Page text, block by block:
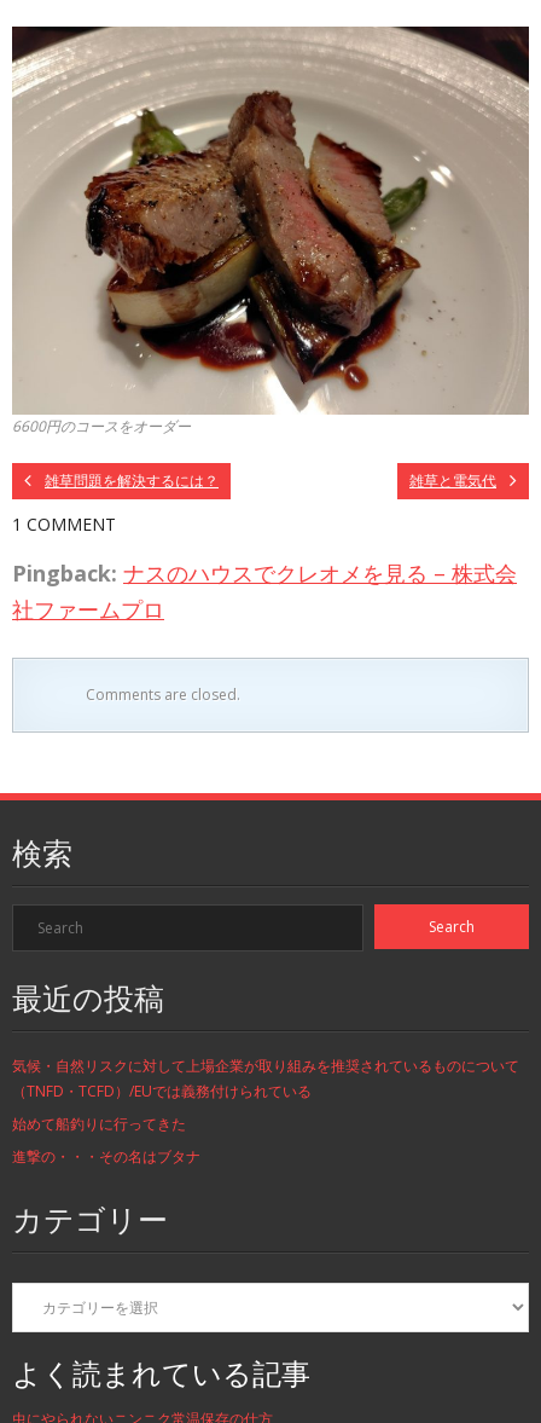
6600円のコースをオーダー
雑草問題を解決するには？ 雑草と電気代
1 COMMENT
Pingback: ナスのハウスでクレオメを見る – 株式会
社ファームプロ
Comments are closed.
検索
最近の投稿
気候・自然リスクに対して上場企業が取り組みを推奨されているものについて
（TNFD・TCFD）/EUでは義務付けられている
始めて船釣りに行ってきた
進撃の・・・その名はブタナ
カテゴリー
カ
ゴ
リ
ー
よく読まれている記事
虫にやられないニンニク常温保存の仕方